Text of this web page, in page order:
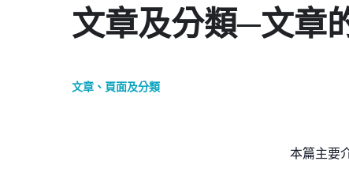
文章及分類─文章
文章、頁面及分類
本篇主要